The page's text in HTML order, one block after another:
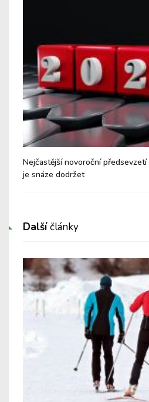
Nejčastější novoroční
je snáze dodržet
Dalšíčlánky